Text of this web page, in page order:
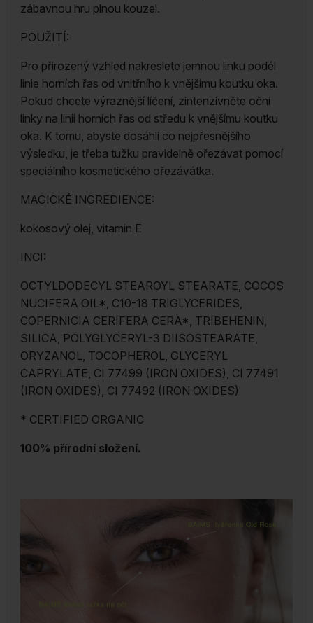
zábavnou hru plnou kouzel.
POUŽITÍ:
Pro přirozený vzhled nakreslete jemnou linku podél
linie horních řas od vnitřního k vnějšímu koutku oka.
Pokud chcete výraznější líčení, zintenzivněte oční
linky na linii horních řas od středu k vnějšímu koutku
oka. K tomu, abyste dosáhli co nejpřesnějšího
výsledku, je třeba tužku pravidelně ořezávat pomocí
speciálního kosmetického ořezávátka.
MAGICKÉ INGREDIENCE:
kokosový olej, vitamin E
INCI:
OCTYLDODECYL STEAROYL STEARATE, COCOS
NUCIFERA OIL*, C10-18 TRIGLYCERIDES,
COPERNICIA CERIFERA CERA*, TRIBEHENIN,
SILICA, POLYGLYCERYL-3 DIISOSTEARATE,
ORYZANOL, TOCOPHEROL, GLYCERYL
CAPRYLATE, CI 77499 (IRON OXIDES), CI 77491
(IRON OXIDES), CI 77492 (IRON OXIDES)
* CERTIFIED ORGANIC
100% přírodní složení.